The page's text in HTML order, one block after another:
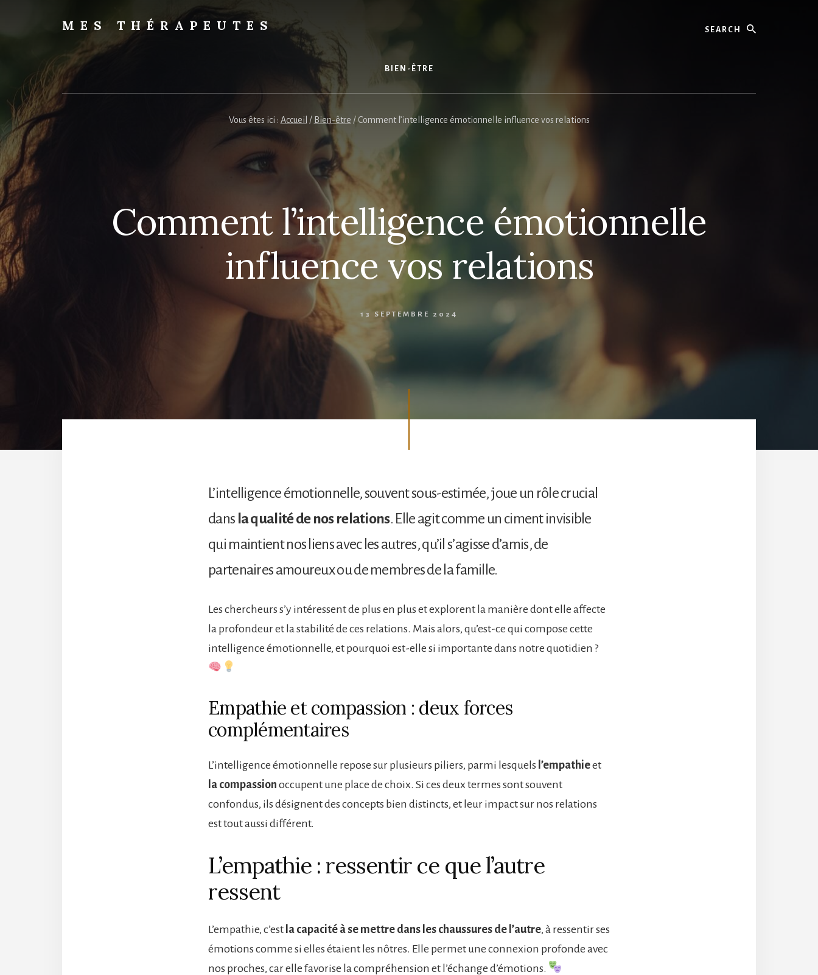
MES THÉRAPEUTES
Trouvez
votre
thérapeute
BIEN-ÊTRE
Vous êtes ici : Accueil / Bien-être /Comment l’intelligence émotionnelle influence vos relations
Comment l’intelligence émotionnelle
influence vos relations
13 SEPTEMBRE 2024
L’intelligence émotionnelle, souvent sous-estimée, joue un rôle crucial
dans la qualité de nos relations. Elle agit comme un ciment invisible
qui maintient nos liens avec les autres, qu’il s’agisse d’amis, de
partenaires amoureux ou de membres de la famille.
Les chercheurs s’y intéressent de plus en plus et explorent la manière dont elle affecte
la profondeur et la stabilité de ces relations. Mais alors, qu’est-ce qui compose cette
intelligence émotionnelle, et pourquoi est-elle si importante dans notre quotidien ?
Empathie et compassion : deux forces
complémentaires
L’intelligence émotionnelle repose sur plusieurs piliers, parmi lesquels l’empathieet
la compassion occupent une place de choix. Si ces deux termes sont souvent
confondus, ils désignent des concepts bien distincts, et leur impact sur nos relations
est tout aussi différent.
L’empathie : ressentir ce que l’autre
ressent
L’empathie, c’est la capacité à se mettre dans les chaussures de l’autre, à ressentir ses
émotions comme si elles étaient les nôtres. Elle permet une connexion profonde avec
nos proches, car elle favorise la compréhension et l’échange d’émotions.